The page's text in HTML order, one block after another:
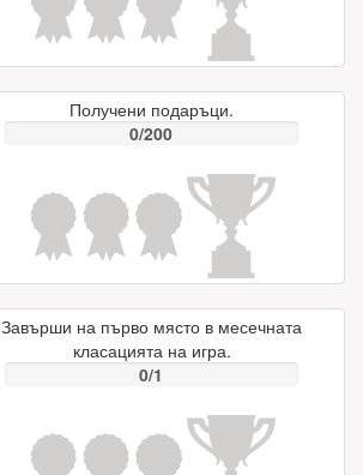
Получени подаръци.
0/200
Завърши на първо място в месечната
класацията на игра.
0/1